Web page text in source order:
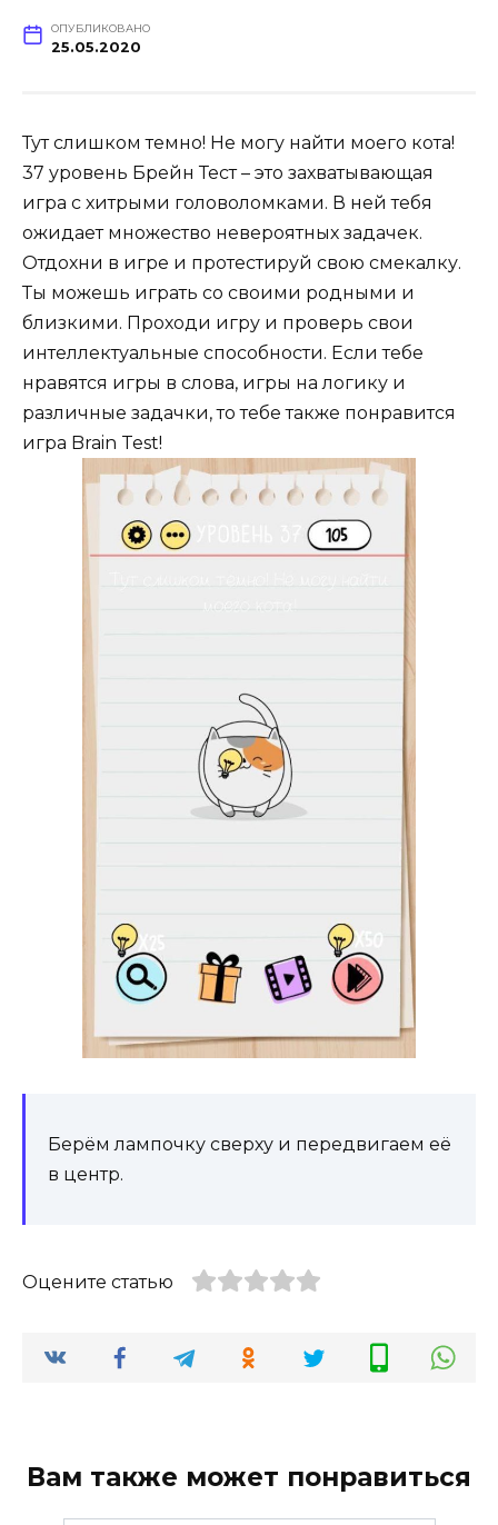
ОПУБЛИКОВАНО
25.05.2020
Тут слишком темно! Не могу найти моего кота!
37 уровень Брейн Тест – это захватывающая
игра с хитрыми головоломками. В ней тебя
ожидает множество невероятных задачек.
Отдохни в игре и протестируй свою смекалку.
Ты можешь играть со своими родными и
близкими. Проходи игру и проверь свои
интеллектуальные способности. Если тебе
нравятся игры в слова, игры на логику и
различные задачки, то тебе также понравится
игра Brain Test!
Берём лампочку сверху и передвигаем её
в центр.
Оцените статью
Вам также может понравиться